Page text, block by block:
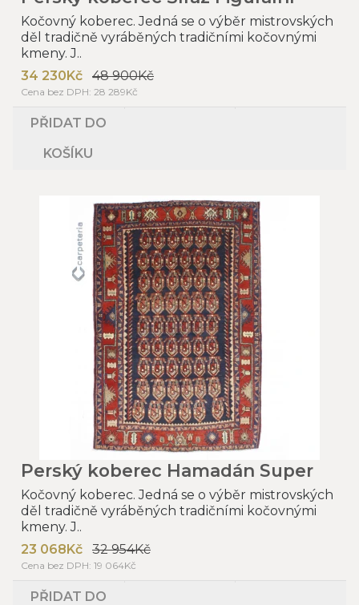
Kočovný koberec. Jedná se o výběr mistrovských
děl tradičně vyráběných tradičními kočovnými
kmeny. J..
34 230Kč
48 900Kč
Cena bez DPH: 28 289Kč
PŘIDAT DO
KOŠÍKU
Perský koberec Hamadán Super
Kočovný koberec. Jedná se o výběr mistrovských
děl tradičně vyráběných tradičními kočovnými
kmeny. J..
23 068Kč
32 954Kč
Cena bez DPH: 19 064Kč
PŘIDAT DO